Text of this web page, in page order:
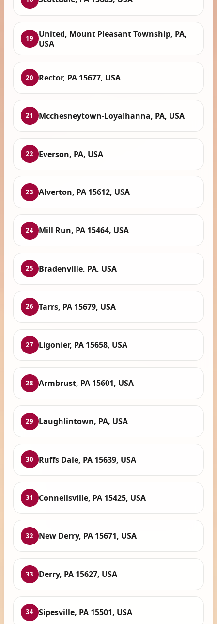
19
United, Mount Pleasant Township, PA,
USA
20 Rector, PA 15677, USA
21 Mcchesneytown-Loyalhanna, PA, USA
22 Everson, PA, USA
23 Alverton, PA 15612, USA
24 Mill Run, PA 15464, USA
25 Bradenville, PA, USA
26 Tarrs, PA 15679, USA
27 Ligonier, PA 15658, USA
28 Armbrust, PA 15601, USA
29 Laughlintown, PA, USA
30 Ruffs Dale, PA 15639, USA
31 Connellsville, PA 15425, USA
32 New Derry, PA 15671, USA
33 Derry, PA 15627, USA
34 Sipesville, PA 15501, USA